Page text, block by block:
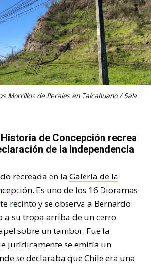
Morrillos de Perales en Talcahuano / Sala
de Concepción recrea
de la Independencia
recreada en la Galería de la
. Es uno de los 16 Dioramas
recinto y se observa a Bernardo
a su tropa arriba de un cerro
sobre un tambor. Fue la
jurídicamente se emitía un
se declaraba que Chile era una